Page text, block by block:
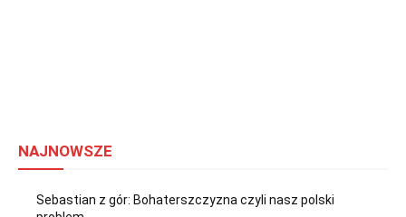
NAJNOWSZE
Sebastian z gór: Bohaterszczyzna czyli nasz polski